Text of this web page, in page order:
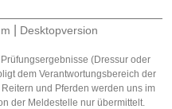
Desktopversion
(Dressur oder
dem Verantwortungsbereich der
und Pferden werden uns im
der Meldestelle nur übermittelt.